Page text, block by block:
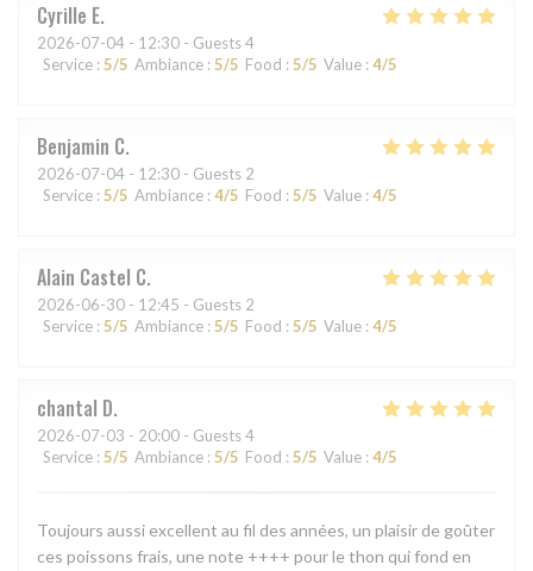
Cyrille E
2026-07-04 - 12:30 - Guests 4
Service : 5/5 Ambiance : 5/5 Food : 5/5 Value : 4/5
Benjamin C
2026-07-04 - 12:30 - Guests 2
Service : 5/5 Ambiance : 4/5 Food : 5/5 Value : 4/5
Alain Castel C
2026-06-30 - 12:45 - Guests 2
Service : 5/5 Ambiance : 5/5 Food : 5/5 Value : 4/5
chantal D
2026-07-03 - 20:00 - Guests 4
Service : 5/5 Ambiance : 5/5 Food : 5/5 Value : 4/5
Toujours aussi excellent au fil des années, un plaisir de goûter
ces poissons frais, une note ++++ pour le thon qui fond en